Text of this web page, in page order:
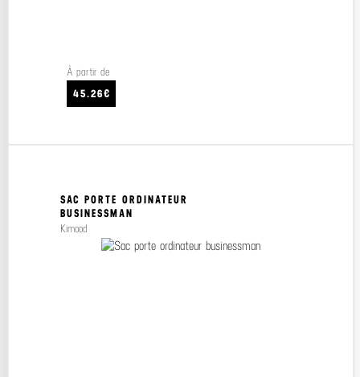
À partir de
45.26€
SAC PORTE ORDINATEUR
BUSINESSMAN
Kimood